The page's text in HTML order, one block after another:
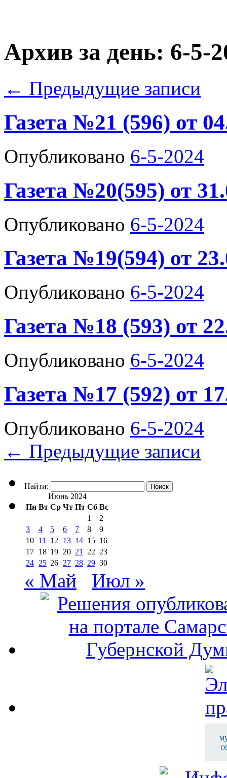
Архив за день: 6-5-
← Предыдущие записи
Газета №21 (596) от
Опубликовано 6-5-2024
Газета №20(595) от
Опубликовано 6-5-2024
Газета №19(594) от
Опубликовано 6-5-2024
Газета №18 (593) от
Опубликовано 6-5-2024
Газета №17 (592) от
Опубликовано 6-5-2024
← Предыдущие записи
Найти:
Июнь 2024
Пн Вт Ср Чт Пт Сб Вс
1
2
3
4 5 6 7 8
9
10 11 12 13 14 15 16
17 18 19 20 21 22 23
24 25 26 27 28 29 30
« Май Июл »